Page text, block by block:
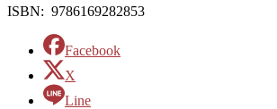
ISBN: 9786169282853
Facebook
X
Line